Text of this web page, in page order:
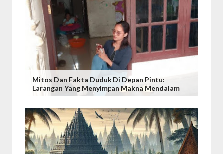
Mitos Dan Fakta Duduk Di Depan Pintu:
Larangan Yang Menyimpan Makna Mendalam